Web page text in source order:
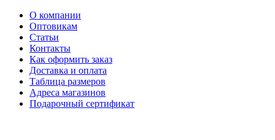
О компании
Оптовикам
Статьи
Контакты
Как оформить заказ
Доставка и оплата
Таблица размеров
Адреса магазинов
Подарочный сертификат